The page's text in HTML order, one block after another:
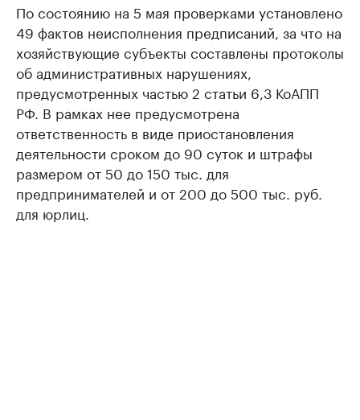
По состоянию на 5 мая проверками установлено
49 фактов неисполнения предписаний, за что на
хозяйствующие субъекты составлены протоколы
об административных нарушениях,
предусмотренных частью 2 статьи 6,3 КоАПП
РФ. В рамках нее предусмотрена
ответственность в виде приостановления
деятельности сроком до 90 суток и штрафы
размером от 50 до 150 тыс. для
предпринимателей и от 200 до 500 тыс. руб.
для юрлиц.